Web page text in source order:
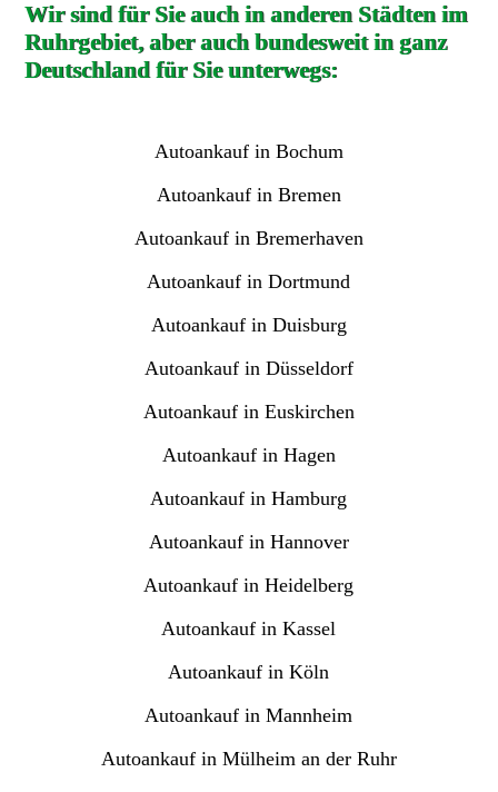
Wir sind für Sie auch in anderen Städten im
Ruhrgebiet, aber auch bundesweit in ganz
Deutschland für Sie unterwegs:
Autoankauf in Bochum
Autoankauf in Bremen
Autoankauf in Bremerhaven
Autoankauf in Dortmund
Autoankauf in Duisburg
Autoankauf in Düsseldorf
Autoankauf in Euskirchen
Autoankauf in Hagen
Autoankauf in Hamburg
Autoankauf in Hannover
Autoankauf in Heidelberg
Autoankauf in Kassel
Autoankauf in Köln
Autoankauf in Mannheim
Autoankauf in Mülheim an der Ruhr